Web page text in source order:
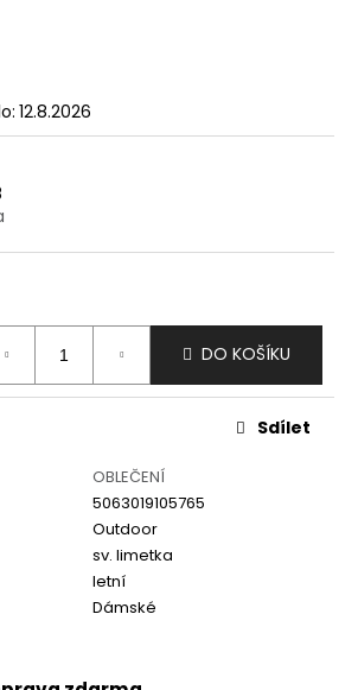
12.8.2026
DO KOŠÍKU
OBLEČENÍ
5063019105765
Outdoor
sv. limetka
letní
Dámské
Sdílet